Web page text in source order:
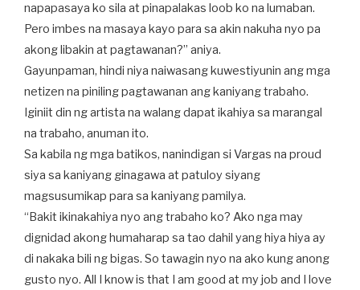
napapasaya ko sila at pinapalakas loob ko na lumaban.
Pero imbes na masaya kayo para sa akin nakuha nyo pa
akong libakin at pagtawanan?” aniya.
Gayunpaman, hindi niya naiwasang kuwestiyunin ang mga
netizen na piniling pagtawanan ang kaniyang trabaho.
Iginiit din ng artista na walang dapat ikahiya sa marangal
na trabaho, anuman ito.
Sa kabila ng mga batikos, nanindigan si Vargas na proud
siya sa kaniyang ginagawa at patuloy siyang
magsusumikap para sa kaniyang pamilya.
“Bakit ikinakahiya nyo ang trabaho ko? Ako nga may
dignidad akong humaharap sa tao dahil yang hiya hiya ay
di nakaka bili ng bigas. So tawagin nyo na ako kung anong
gusto nyo. All I know is that I am good at my job and I love